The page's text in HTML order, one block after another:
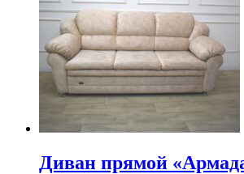
Диван прямой